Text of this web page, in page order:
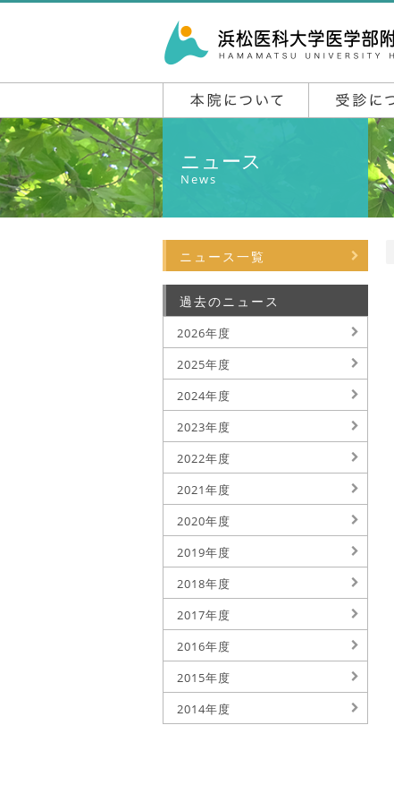
ニュース
News
ニュース一覧
過去のニュース
2026年度
2025年度
2024年度
2023年度
2022年度
2021年度
2020年度
2019年度
2018年度
2017年度
2016年度
2015年度
2014年度